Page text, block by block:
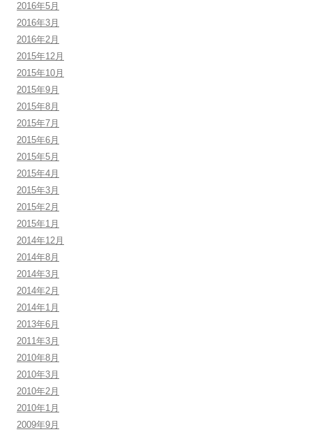
2016年5月
2016年3月
2016年2月
2015年12月
2015年10月
2015年9月
2015年8月
2015年7月
2015年6月
2015年5月
2015年4月
2015年3月
2015年2月
2015年1月
2014年12月
2014年8月
2014年3月
2014年2月
2014年1月
2013年6月
2011年3月
2010年8月
2010年3月
2010年2月
2010年1月
2009年9月